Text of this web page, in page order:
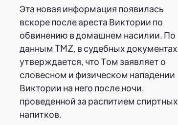
Эта новая информация появилась
вскоре после ареста Виктории по
обвинению в домашнем насилии. По
данным TMZ, в судебных документах
утверждается, что Том заявляет о
словесном и физическом нападении
Виктории на него после ночи,
проведенной за распитием спиртных
напитков.